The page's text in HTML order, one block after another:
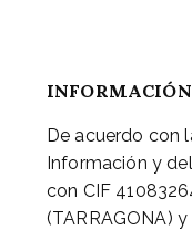
De acuerdo con
Información y
con CIF
(TARRAGONA)